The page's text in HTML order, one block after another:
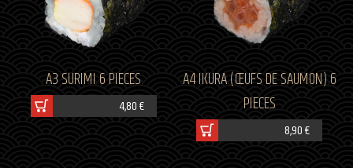
A3 SURIMI 6 PIECES
4,80 €
A4 IKURA (ŒUFS DE SAUMON) 6
PIECES
8,90 €